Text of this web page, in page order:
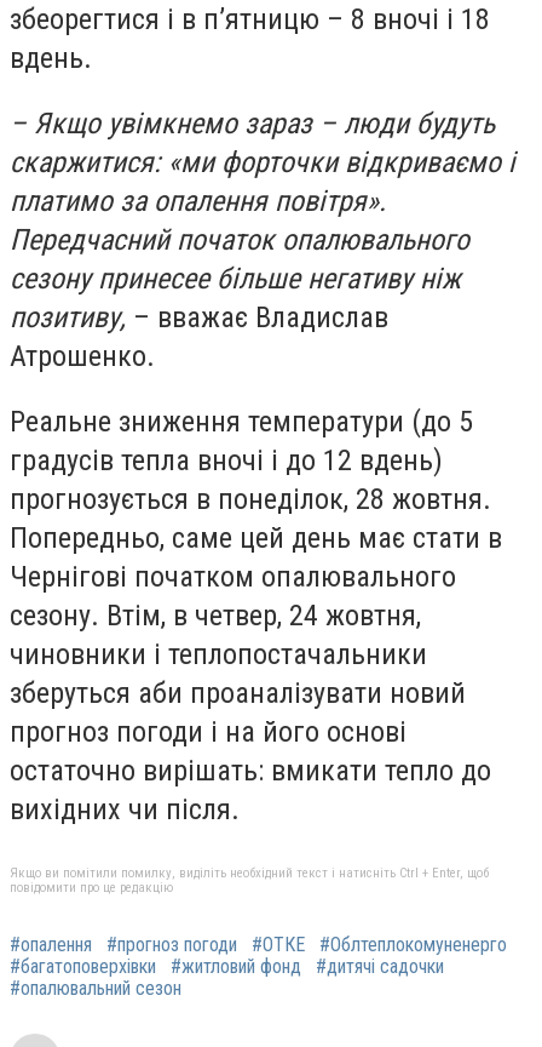
збеорегтися і в п’ятницю – 8 вночі і 18
вдень.
– Якщо увімкнемо зараз – люди будуть
скаржитися: «ми форточки відкриваємо і
платимо за опалення повітря».
Передчасний початок опалювального
сезону принесее більше негативу ніж
позитиву, – вважає Владислав
Атрошенко.
Реальне зниження температури (до 5
градусів тепла вночі і до 12 вдень)
прогнозується в понеділок, 28 жовтня.
Попередньо, саме цей день має стати в
Чернігові початком опалювального
сезону. Втім, в четвер, 24 жовтня,
чиновники і теплопостачальники
зберуться аби проаналізувати новий
прогноз погоди і на його основі
остаточно вирішать: вмикати тепло до
вихідних чи після.
Якщо ви помітили помилку, виділіть необхідний текст і натисніть Ctrl + Enter, щоб
повідомити про це редакцію
#опалення #прогноз погоди #ОТКЕ
#Облтеплокомуненерго
#багатоповерхівки
#житловий фонд
#дитячі садочки
#опалювальний сезон